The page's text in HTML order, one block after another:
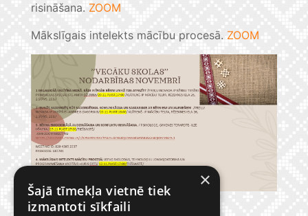
risināšana. ZOOM
Mākslīgais intelekts mācību procesā. ZOOM
×
Šajā tīmekļa vietnē tiek
izmantoti sīkfaili